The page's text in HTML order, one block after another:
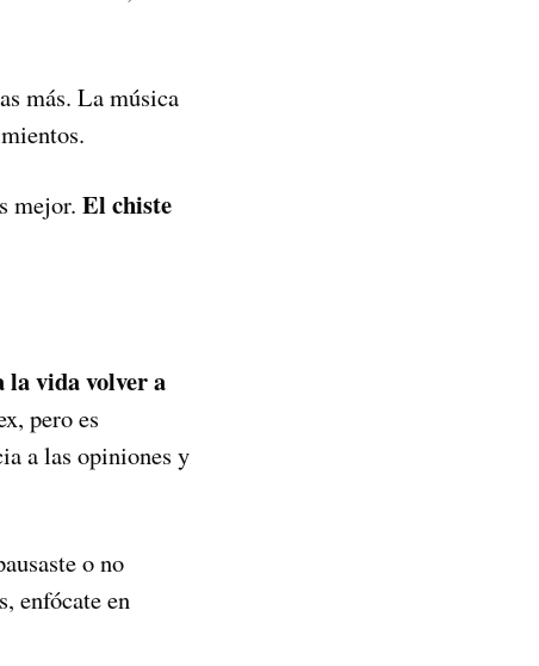
más. La música
mejor. El chiste
la vida volver a
pero es
a las opiniones y
o no
enfócate en